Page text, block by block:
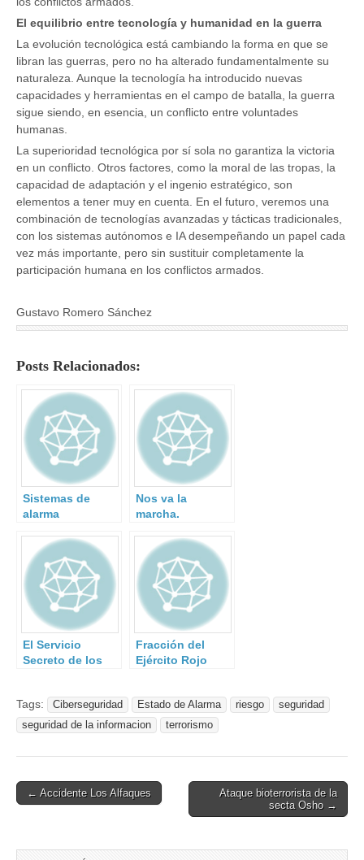
El equilibrio entre tecnología y humanidad en la guerra
La evolución tecnológica está cambiando la forma en que se
libran las guerras, pero no ha alterado fundamentalmente su
naturaleza. Aunque la tecnología ha introducido nuevas
capacidades y herramientas en el campo de batalla, la guerra
sigue siendo, en esencia, un conflicto entre voluntades
humanas.
La superioridad tecnológica por sí sola no garantiza la victoria
en un conflicto. Otros factores, como la moral de las tropas, la
capacidad de adaptación y el ingenio estratégico, son
elementos a tener muy en cuenta. En el futuro, veremos una
combinación de tecnologías avanzadas y tácticas tradicionales,
con los sistemas autónomos e IA desempeñando un papel cada
vez más importante, pero sin sustituir completamente la
participación humana en los conflictos armados.
Gustavo Romero Sánchez
Posts Relacionados:
Sistemas de
alarma
Nos va la
marcha.
El Servicio
Secreto de los
Fracción del
Ejército Rojo
Tags: Ciberseguridad Estado de Alarma riesgo
seguridad
seguridad de la informacion
terrorismo
Post
navigation
← Accidente Los Alfaques
Ataque bioterrorista de la
secta Osho →